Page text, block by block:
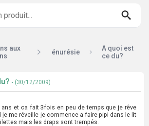
aux
énurésie
A quoi est
ce du?
- (30/12/2009)
et ca fait 3fois en peu de temps que je rêve
je me réveille je commence a faire pipi dans le lit
mais les draps sont trempés.